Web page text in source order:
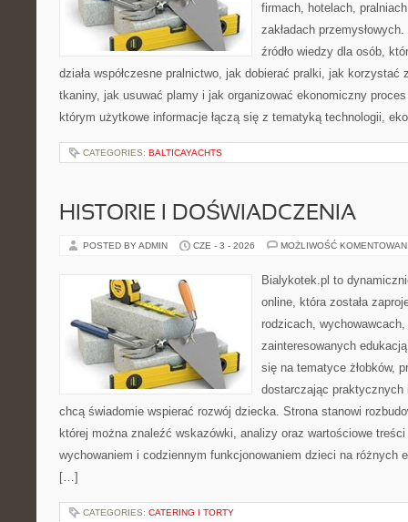
firmach, hotelach,
zakładach
źródło wiedzy dla osób,
działa współczesne pralnictwo, jak dobierać pralki, jak korzystać
tkaniny, jak usuwać plamy i jak organizować ekonomiczny
którym użytkowe informacje łączą się z tematyką technologii,
CATEGORIES: BALTICAYACHTS
HISTORIE I DOŚWIADCZENIA
POSTED BY ADMIN CZE - 3 - 2026 MOŻLIWOŚĆ
Bialykotek.pl to
online, która została
rodzicach,
zainteresowanych
się na tematyce żłobków,
dostarczając praktycznych
chcą świadomie wspierać rozwój dziecka. Strona stanowi
której można znaleźć wskazówki, analizy oraz wartościowe
wychowaniem i codziennym funkcjonowaniem dzieci na różnych
[…]
CATEGORIES: CATERING I TORTY